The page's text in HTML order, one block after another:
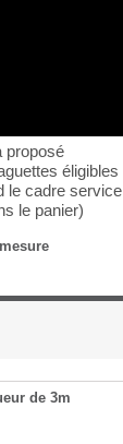
proposé
éligibles
le cadre service
le panier)
de 3m